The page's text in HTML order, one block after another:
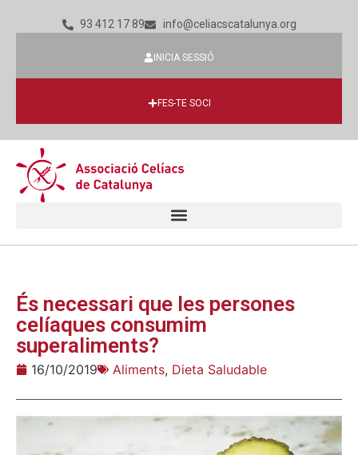
93 412 17 89 info@celiacscatalunya.org
INICIA SESSIÓ
FES-TE SOCI
És necessari que les persones
celíaques consumim
superaliments?
16/10/2019 Aliments, Dieta Saludable